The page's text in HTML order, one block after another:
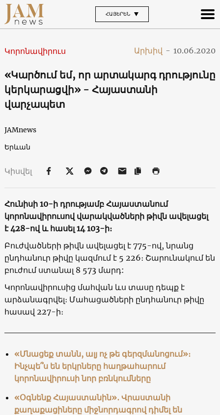
ՀԱՅԵՐԵՆ
Կորոնավիրուս Արխիվ - 10.06.2020
«Կարծում եմ, որ արտակարգ դրությունը
կերկարացվի» - Հայաստանի
վարչապետ
JAMnews
Երևան
Կիսվել
Հունիսի 10-ի դրությամբ Հայաստանում
կորոնավիրուսով վարակվածների թիվն ավելացել
է 428-ով և հասել 14 103-ի։
Բուժվածների թիվն ավելացել է 775-ով, նրանց
ընդհանուր թիվը կազմում է 5 226։ Շարունակում են
բուժում ստանալ 8 573 մարդ:
Կորոնավիրուսից մահվան ևս տասը դեպք է
արձանագրվել։ Մահացածների ընդհանուր թիվը
հասավ 227-ի։
«Մնացեք տանն, ալյ ոչ թե գերզմանոցում»։
Ինչպե՞ս են երկրները հաղթահարում
կորոնավիրուսի նոր բռնկումները
«Օգնենք Հայաստանին»․ Վրաստանի
քաղաքացիները միջնորդագրով դիմել են